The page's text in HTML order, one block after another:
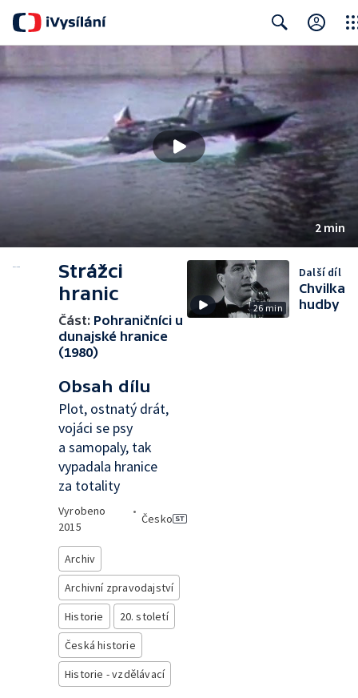
2 min
Strážci
hranic
Část: Pohraničníci u
dunajské hranice
(1980)
Obsah dílu
Plot, ostnatý drát,
vojáci se psy
a samopaly, tak
vypadala hranice
za totality
Vyrobeno
2015
•
Česko
Archiv
Archivní zpravodajství
Historie
20. století
Česká historie
Historie - vzdělávací
26 min
Další díl
Chvilka
hudby